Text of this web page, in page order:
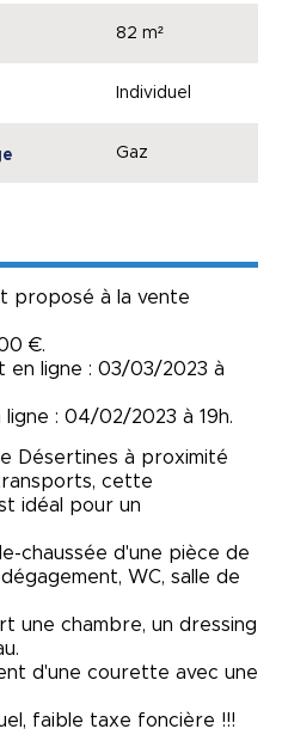
82 m²
Individuel
Gaz
proposé à la vente
€.
en ligne : 03/03/2023 à
: 04/02/2023 à 19h.
Désertines à proximité
cette
idéal pour un
chaussée d'une pièce de
WC, salle de
une chambre, un dressing
d'une courette avec une
faible taxe foncière !!!